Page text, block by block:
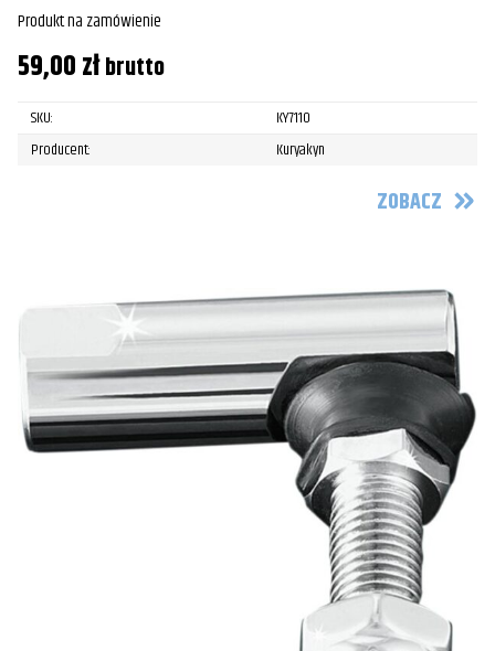
Produkt na zamówienie
59,00złbrutto
SKU:
KY7110
Producent:
Kuryakyn
ZOBACZ